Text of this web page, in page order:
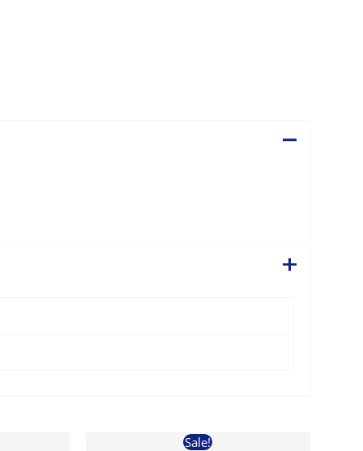
Sale!